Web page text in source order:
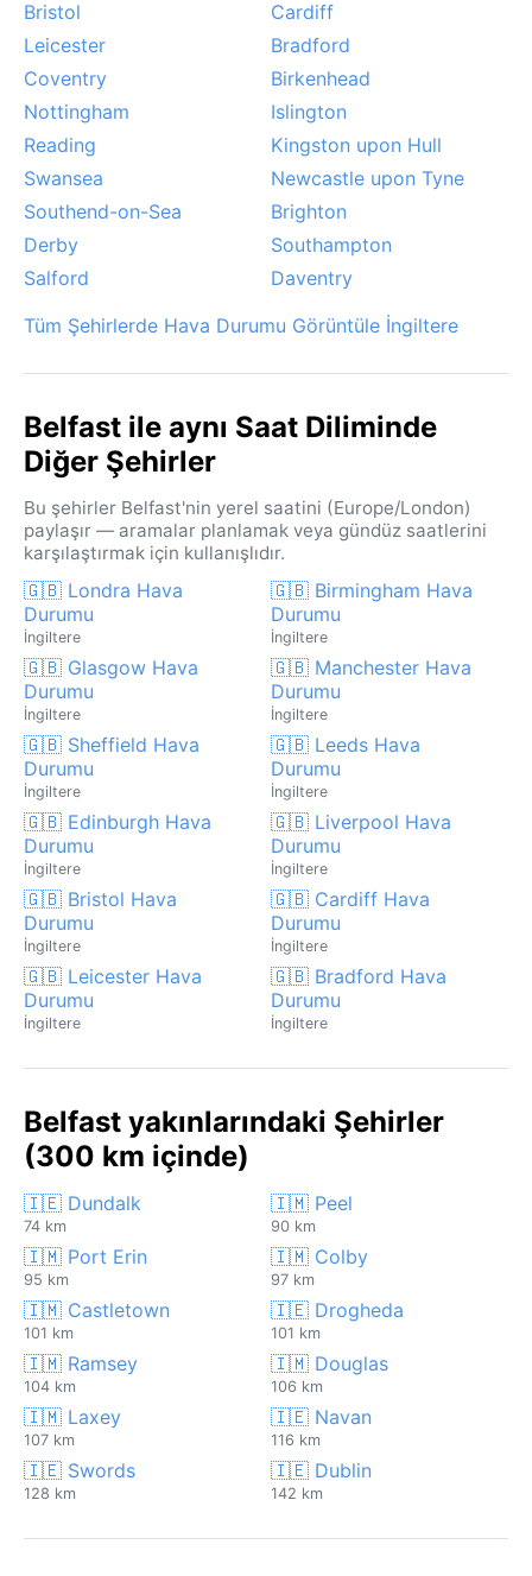
Bristol
Cardiff
Leicester
Bradford
Coventry
Birkenhead
Nottingham
Islington
Reading
Kingston upon Hull
Swansea
Newcastle upon Tyne
Southend-on-Sea
Brighton
Derby
Southampton
Salford
Daventry
Tüm Şehirlerde Hava Durumu Görüntüle İngiltere
Belfast ile aynı Saat Diliminde
Diğer Şehirler
Bu şehirler Belfast'nin yerel saatini (Europe/London)
paylaşır — aramalar planlamak veya gündüz saatlerini
karşılaştırmak için kullanışlıdır.
🇬🇧 Londra Hava
Durumu
İngiltere
🇬🇧 Birmingham Hava
Durumu
İngiltere
🇬🇧 Glasgow Hava
Durumu
İngiltere
🇬🇧 Manchester Hava
Durumu
İngiltere
🇬🇧 Sheffield Hava
Durumu
İngiltere
🇬🇧 Leeds Hava
Durumu
İngiltere
🇬🇧 Edinburgh Hava
Durumu
İngiltere
🇬🇧 Liverpool Hava
Durumu
İngiltere
🇬🇧 Bristol Hava
Durumu
İngiltere
🇬🇧 Cardiff Hava
Durumu
İngiltere
🇬🇧 Leicester Hava
Durumu
İngiltere
🇬🇧 Bradford Hava
Durumu
İngiltere
Belfast yakınlarındaki Şehirler
(300 km içinde)
🇮🇪 Dundalk
74 km
🇮🇲 Peel
90 km
🇮🇲 Port Erin
95 km
🇮🇲 Colby
97 km
🇮🇲 Castletown
101 km
🇮🇪 Drogheda
101 km
🇮🇲 Ramsey
104 km
🇮🇲 Douglas
106 km
🇮🇲 Laxey
107 km
🇮🇪 Navan
116 km
🇮🇪 Swords
128 km
🇮🇪 Dublin
142 km